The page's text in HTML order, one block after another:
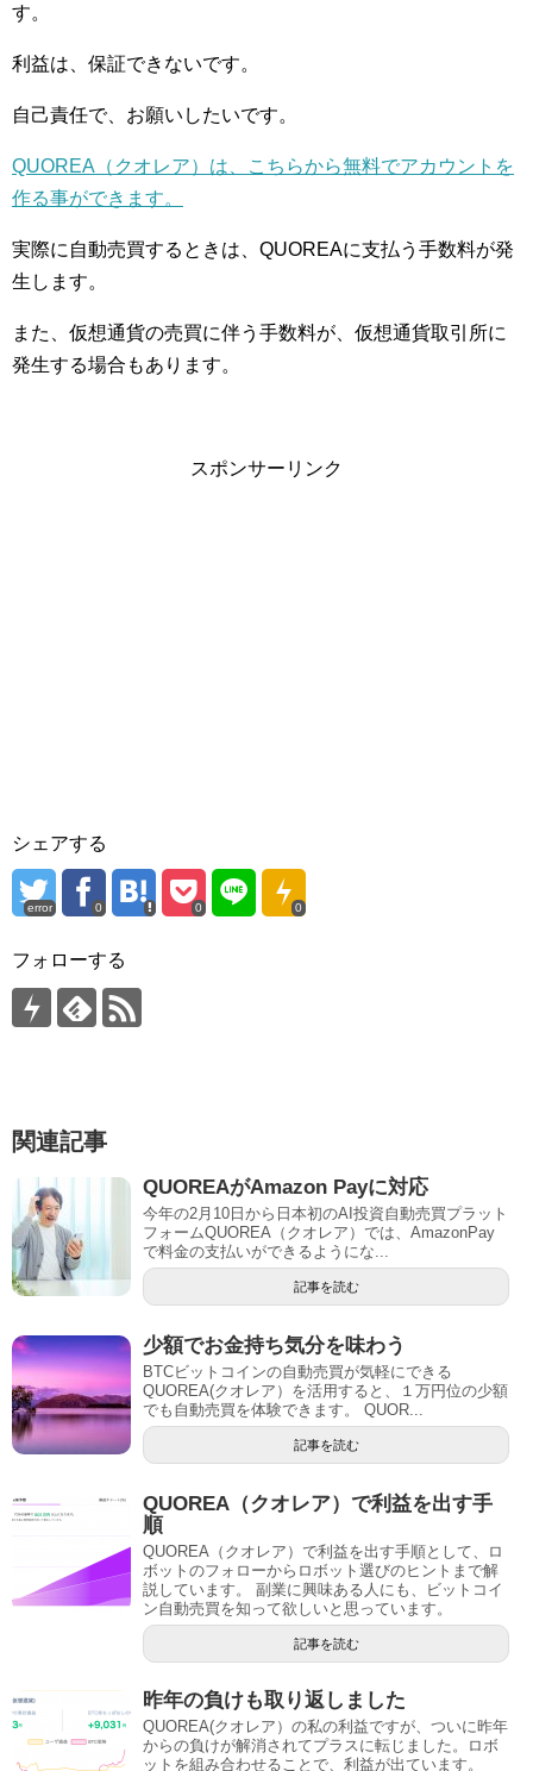
す。
利益は、保証できないです。
自己責任で、お願いしたいです。
QUOREA（クオレア）は、こちらから無料でアカウントを
作る事ができます。
実際に自動売買するときは、QUOREAに支払う手数料が発
生します。
また、仮想通貨の売買に伴う手数料が、仮想通貨取引所に
発生する場合もあります。
スポンサーリンク
シェアする
error 0 0 0
フォローする
関連記事
QUOREAがAmazon Payに対応
今年の2月10日から日本初のAI投資自動売買プラット
フォームQUOREA（クオレア）では、AmazonPay
で料金の支払いができるようにな...
記事を読む
少額でお金持ち気分を味わう
BTCビットコインの自動売買が気軽にできる
QUOREA(クオレア）を活用すると、１万円位の少額
でも自動売買を体験できます。 QUOR...
記事を読む
QUOREA（クオレア）で利益を出す手
順
QUOREA（クオレア）で利益を出す手順として、ロ
ボットのフォローからロボット選びのヒントまで解
説しています。 副業に興味ある人にも、ビットコイ
ン自動売買を知って欲しいと思っています。
記事を読む
昨年の負けも取り返しました
QUOREA(クオレア）の私の利益ですが、ついに昨年
からの負けが解消されてプラスに転じました。ロボ
ットを組み合わせることで、利益が出ています。